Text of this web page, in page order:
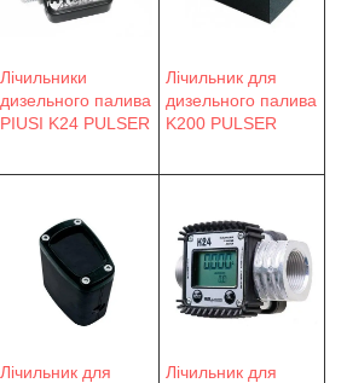
Лічильники
дизельного палива
PIUSI K24 PULSER
Лічильник для
дизельного палива
K200 PULSER
Лічильник для
Лічильник для